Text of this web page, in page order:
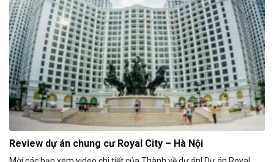
Review dự án chung cư Royal City – Hà Nội